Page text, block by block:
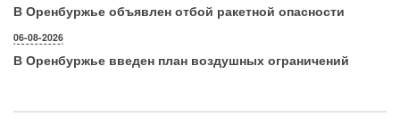
В Оренбуржье объявлен отбой ракетной опасности
06-08-2026
В Оренбуржье введен план воздушных ограничений